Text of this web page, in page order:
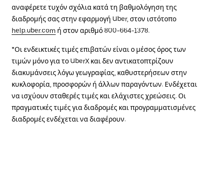
αναφέρετε τυχόν σχόλια κατά τη βαθμολόγηση της
διαδρομής σας στην εφαρμογή Uber, στον ιστότοπο
help.uber.com ή στον αριθμό 800-664-1378.
*Οι ενδεικτικές τιμές επιβατών είναι ο μέσος όρος των
τιμών μόνο για το UberX και δεν αντικατοπτρίζουν
διακυμάνσεις λόγω γεωγραφίας, καθυστερήσεων στην
κυκλοφορία, προσφορών ή άλλων παραγόντων. Ενδέχεται
να ισχύουν σταθερές τιμές και ελάχιστες χρεώσεις. Οι
πραγματικές τιμές για διαδρομές και προγραμματισμένες
διαδρομές ενδέχεται να διαφέρουν.